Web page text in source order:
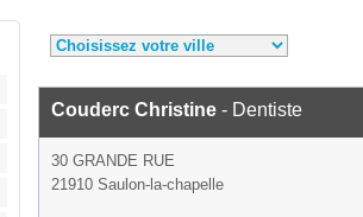
Couderc Christine - Dentiste
30 GRANDE RUE
21910 Saulon-la-chapelle